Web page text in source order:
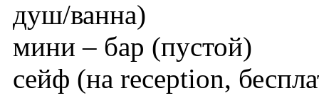
душ/ванна)
мини – бар (пустой)
сейф (на reception,